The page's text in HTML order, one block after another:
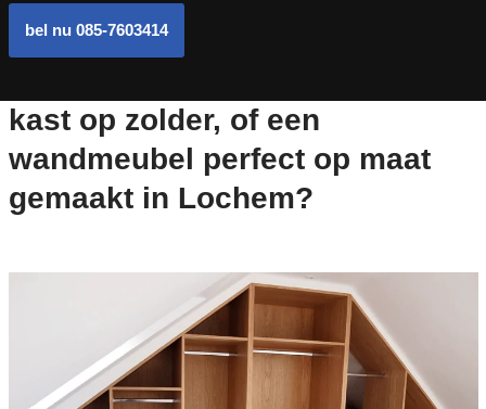
bel nu 085-7603414
kast op zolder, of een
wandmeubel perfect op maat
gemaakt in Lochem?